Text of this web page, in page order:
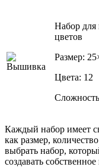
Набор для
цветов
Размер:
Цвета: 12
Каждый набор имеет
как размер,
выбрать набор,
создавать